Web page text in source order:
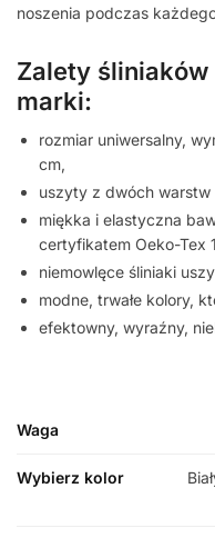
noszenia podczas
Zalety
marki:
rozmiar uniwersalny,
cm,
uszyty z dwóch warstw
miękka i elastyczna
certyfikatem Oeko-Tex
niemowlęce śliniaki
modne, trwałe kolory,
efektowny, wyraźny,
Waga
Wybierz kolor